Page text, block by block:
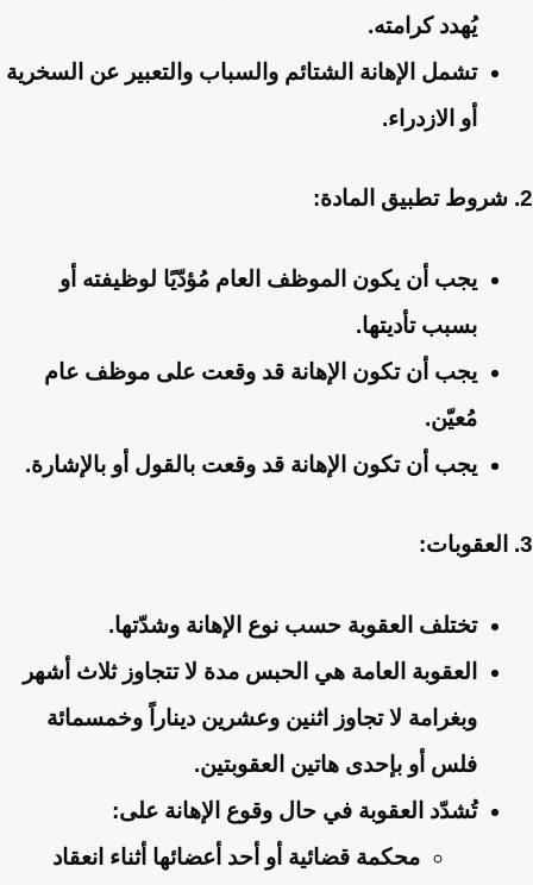
يُهدد كرامته.
تشمل الإهانة الشتائم والسباب والتعبير عن السخرية
أو الازدراء.
2. شروط تطبيق المادة:
يجب أن يكون الموظف العام مُؤدّيًا لوظيفته أو
بسبب تأديتها.
يجب أن تكون الإهانة قد وقعت على موظف عام
مُعيّن.
يجب أن تكون الإهانة قد وقعت بالقول أو بالإشارة.
3. العقوبات:
تختلف العقوبة حسب نوع الإهانة وشدّتها.
العقوبة العامة هي الحبس مدة لا تتجاوز ثلاث أشهر
وبغرامة لا تجاوز اثنين وعشرين ديناراً وخمسمائة
فلس أو بإحدى هاتين العقوبتين.
تُشدّد العقوبة في حال وقوع الإهانة على:
محكمة قضائية أو أحد أعضائها أثناء انعقاد